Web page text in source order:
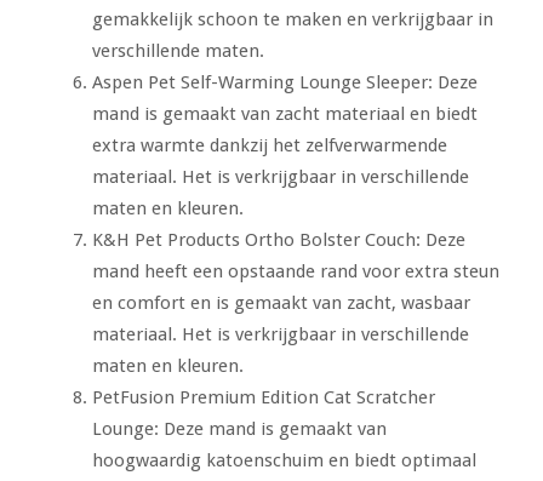
gemakkelijk schoon te maken en verkrijgbaar in
verschillende maten.
Aspen Pet Self-Warming Lounge Sleeper: Deze
mand is gemaakt van zacht materiaal en biedt
extra warmte dankzij het zelfverwarmende
materiaal. Het is verkrijgbaar in verschillende
maten en kleuren.
K&H Pet Products Ortho Bolster Couch: Deze
mand heeft een opstaande rand voor extra steun
en comfort en is gemaakt van zacht, wasbaar
materiaal. Het is verkrijgbaar in verschillende
maten en kleuren.
PetFusion Premium Edition Cat Scratcher
Lounge: Deze mand is gemaakt van
hoogwaardig katoenschuim en biedt optimaal